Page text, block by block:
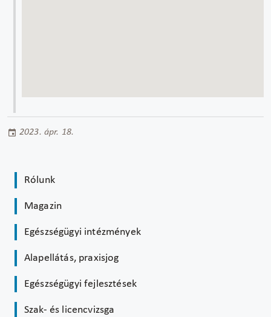
2023. ápr. 18.
Rólunk
Magazin
Egészségügyi intézmények
Alapellátás, praxisjog
Egészségügyi fejlesztések
Szak- és licencvizsga